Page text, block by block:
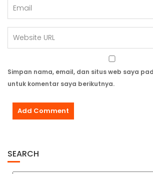
Simpan nama, email, dan situs web saya
untuk komentar saya berikutnya.
SEARCH